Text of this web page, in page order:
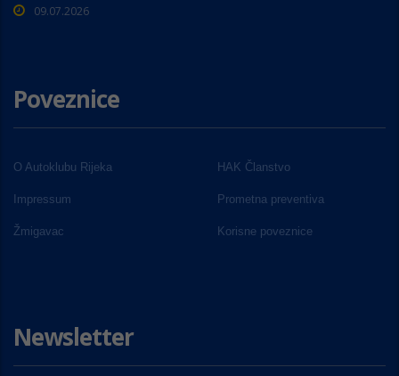
09.07.2026
Poveznice
O Autoklubu Rijeka HAK Članstvo
Impressum Prometna preventiva
Žmigavac Korisne poveznice
Newsletter